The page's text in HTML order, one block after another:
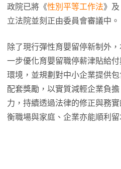
政院已將《性別平等工作法》及
立法院並刻正由委員會審議中。
除了現行彈性育嬰留停新制外
一步優化育嬰留職停薪津貼給
環境，並規劃對中小企業提供
配套獎勵，以實質減輕企業負
力，持續透過法律的修正與務
衡職場與家庭、企業亦能順利留